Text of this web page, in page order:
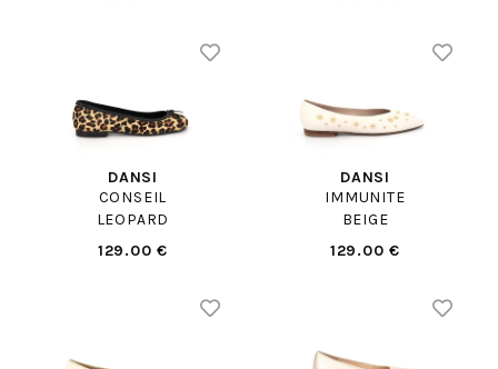
DANSI
CONSEIL
LEOPARD
129.00 €
DANSI
IMMUNITE
BEIGE
129.00 €